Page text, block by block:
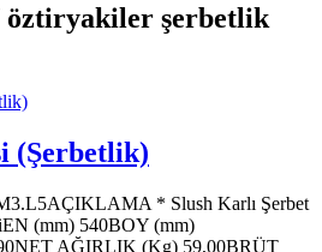
öztiryakiler şerbetlik
(Şerbetlik)
* Slush Karlı Şerbet
(mm) 540BOY (mm)
AĞIRLIK (Kg) 59,00BRÜT